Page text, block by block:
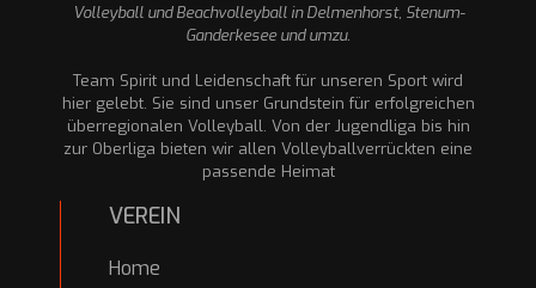
Volleyball und Beachvolleyball in Delmenhorst, Stenum-
Ganderkesee und umzu.
Team Spirit und Leidenschaft für unseren Sport wird
hier gelebt. Sie sind unser Grundstein für erfolgreichen
überregionalen Volleyball. Von der Jugendliga bis hin
zur Oberliga bieten wir allen Volleyballverrückten eine
passende Heimat
VEREIN
Home